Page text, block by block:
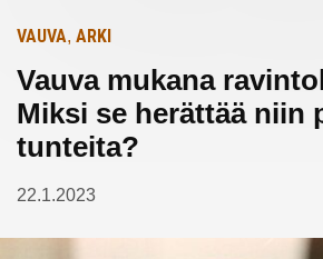
VAUVA, ARKI
Vauva mukana
Miksi se herättää niin
tunteita?
22.1.2023